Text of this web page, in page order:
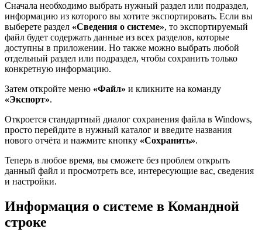
Сначала необходимо выбрать нужный раздел или подраздел,
информацию из которого вы хотите экспортировать. Если вы
выберете раздел «Сведения о системе», то экспортируемый
файл будет содержать данные из всех разделов, которые
доступны в приложении. Но также можно выбрать любой
отдельный раздел или подраздел, чтобы сохранить только
конкретную информацию.
Затем откройте меню «Файл» и кликните на команду
«Экспорт».
Откроется стандартный диалог сохранения файла в Windows,
просто перейдите в нужный каталог и введите названия
нового отчёта и нажмите кнопку «Сохранить».
Теперь в любое время, вы сможете без проблем открыть
данный файл и просмотреть все, интересующие вас, сведения
и настройки.
Информация о системе в Командной
строке